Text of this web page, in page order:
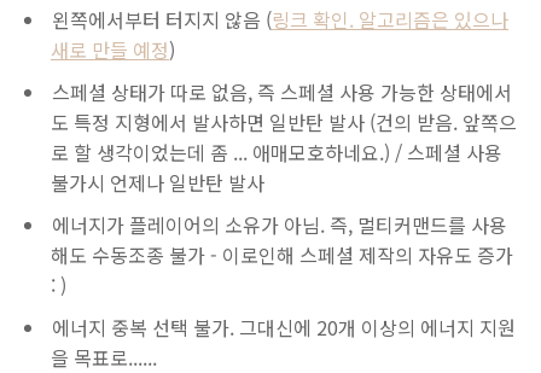
왼쪽에서부터 터지지 않음 (링크 확인. 알고리즘은 있으나
새로 만들 예정)
스페셜 상태가 따로 없음, 즉 스페셜 사용 가능한 상태에서
도 특정 지형에서 발사하면 일반탄 발사 (건의 받음. 앞쪽으
로 할 생각이었는데 좀 ... 애매모호하네요.) / 스페셜 사용
불가시 언제나 일반탄 발사
에너지가 플레이어의 소유가 아님. 즉, 멀티커맨드를 사용
해도 수동조종 불가 - 이로인해 스페셜 제작의 자유도 증가
: )
에너지 중복 선택 불가. 그대신에 20개 이상의 에너지 지원
을 목표로......